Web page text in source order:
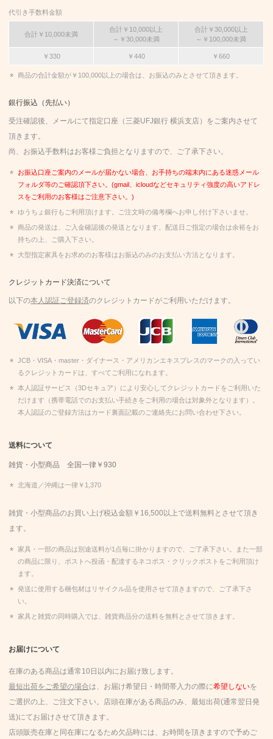
代引き手数料金額
合計￥10,000未満
合計￥10,000以上
～￥30,000未満
合計￥30,000以上
～￥100,000未満
￥330 ￥440 ￥660
商品の合計金額が￥100,000以上の場合は、お振込のみとさせて頂きます。
銀行振込（先払い）
受注確認後、メールにて指定口座（三菱UFJ銀行 横浜支店）をご案内させて
頂きます。
尚、お振込手数料はお客様ご負担となりますので、ご了承下さい。
お振込口座ご案内のメールが届かない場合、お手持ちの端末内にある迷惑メール
フォルダ等のご確認頂下さい。(gmail、icloudなどセキュリティ強度の高いアドレ
スをご利用のお客様はご注意下さい。)
ゆうちょ銀行もご利用頂けます。ご注文時の備考欄へお申し付け下さいませ。
商品の発送は、ご入金確認後の発送となります。配送日ご指定の場合は余裕をお
持ちの上、ご購入下さい。
大型指定家具をお求めのお客様はお振込のみのお支払い方法となります。
クレジットカード決済について
以下の本人認証ご登録済のクレジットカードがご利用いただけます。
JCB・VISA・master・ダイナース・アメリカンエキスプレスのマークの入ってい
るクレジットカードは、すべてご利用になれます。
本人認証サービス（3Dセキュア）により安心してクレジットカードをご利用いた
だけます（携帯電話でのお支払い手続きをご利用の場合は対象外となります）。
本人認証のご登録方法はカード裏面記載のご連絡先にお問い合わせ下さい。
送料について
雑貨・小型商品 全国一律￥930
北海道／沖縄は一律￥1,370
雑貨・小型商品のお買い上げ税込金額￥16,500以上で送料無料とさせて頂き
ます。
家具・一部の商品は別途送料が1点毎に掛かりますので、ご了承下さい。また一部
の商品に限り、ポストへ投函・配達するネコポス・クリックポストをご利用頂け
ます。
発送に使用する梱包材はリサイクル品を使用させて頂きますので、ご了承下さ
い。
家具と雑貨の同時購入では、雑貨商品分の送料を無料とさせて頂きます。
お届けについて
在庫のある商品は通常10日以内にお届け致します。
最短出荷をご希望の場合は、お届け希望日・時間帯入力の際に希望しないを
ご選択の上、ご注文下さい。店頭在庫がある商品のみ、最短出荷(通常翌日発
送)にてお届けさせて頂きます。
店頭販売在庫と同在庫になるため欠品時には、お時間を頂きますので予めご